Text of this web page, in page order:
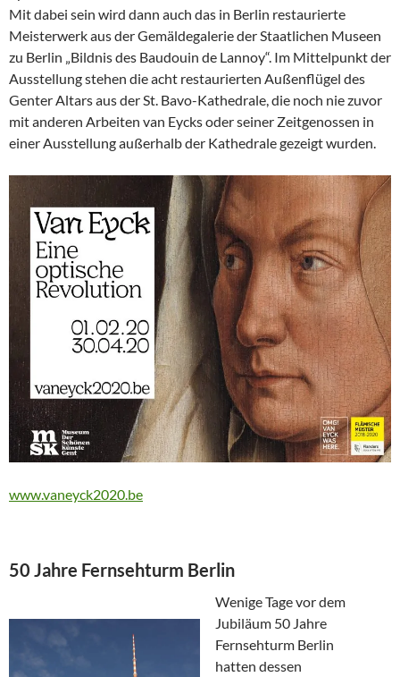
Mit dabei sein wird dann auch das in Berlin restaurierte
Meisterwerk aus der Gemäldegalerie der Staatlichen Museen
zu Berlin „Bildnis des Baudouin de Lannoy“. Im Mittelpunkt der
Ausstellung stehen die acht restaurierten Außenflügel des
Genter Altars aus der St. Bavo-Kathedrale, die noch nie zuvor
mit anderen Arbeiten van Eycks oder seiner Zeitgenossen in
einer Ausstellung außerhalb der Kathedrale gezeigt wurden.
www.vaneyck2020.be
50 Jahre Fernsehturm Berlin
Wenige Tage vor dem
Jubiläum 50 Jahre
Fernsehturm Berlin
hatten dessen